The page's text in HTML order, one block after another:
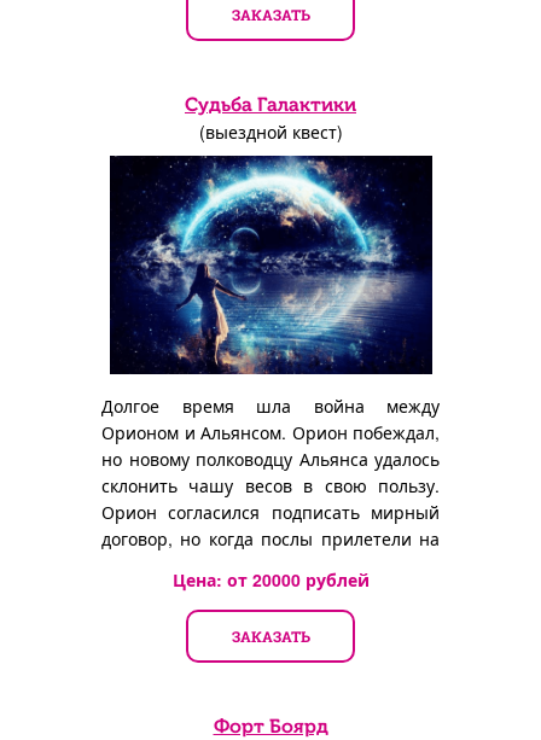
ЗАКАЗАТЬ
Судьба Галактики
(выездной квест)
Долгое время шла война между
Орионом и Альянсом. Орион побеждал,
но новому полководцу Альянса удалось
склонить чашу весов в свою пользу.
Орион согласился подписать мирный
договор, но когда послы прилетели на
Цена: от 20000рублей
ЗАКАЗАТЬ
Форт Боярд